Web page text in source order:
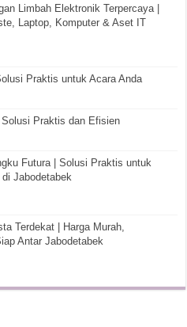
Limbah Elektronik Terpercaya |
Laptop, Komputer & Aset IT
Praktis untuk Acara Anda
Praktis dan Efisien
Futura | Solusi Praktis untuk
di Jabodetabek
Terdekat | Harga Murah,
Antar Jabodetabek